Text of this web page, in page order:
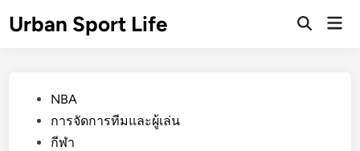
toUrban Sport Life
Open
PostedNBA
การจัดการทีมและผู้เล่น
กีฬา